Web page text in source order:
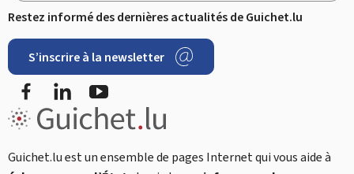
Restez informé des dernières actualités de Guichet.lu
S’inscrire à la newsletter
FacebookLinkedIn
Guichet.lu est un ensemble de pages Internet qui vous aide à